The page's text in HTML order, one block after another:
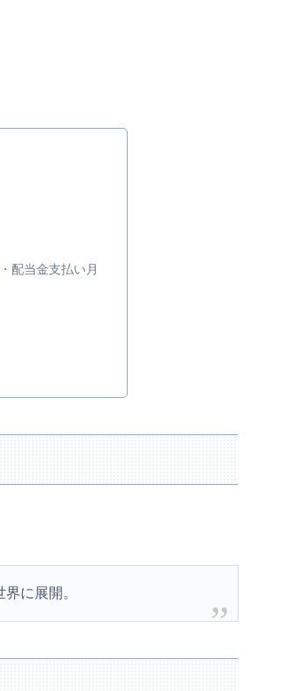
配当金支払い月
に展開。